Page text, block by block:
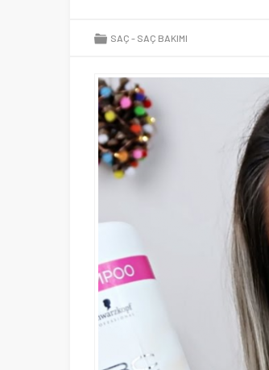
SAÇ SAÇ BAKIMI